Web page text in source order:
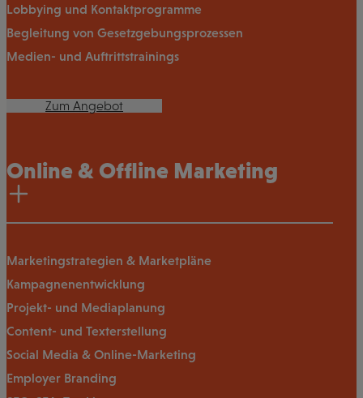
Lobbying und Kontaktprogramme
Begleitung von Gesetzgebungsprozessen
Medien- und Auftrittstrainings
Zum Angebot
Online & Offline Marketing
Marketingstrategien & Marketpläne
Kampagnenentwicklung
Projekt- und Mediaplanung
Content- und Texterstellung
Social Media & Online-Marketing
Employer Branding